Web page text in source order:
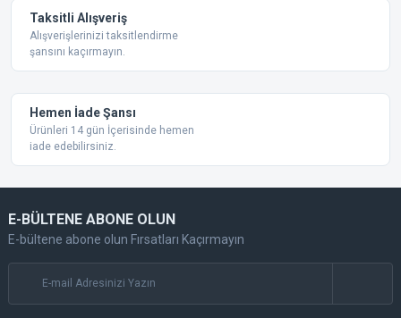
Taksitli Alışveriş
Alışverişlerinizi taksitlendirme
şansını kaçırmayın.
Hemen İade Şansı
Ürünleri 14 gün İçerisinde hemen
iade edebilirsiniz.
E-BÜLTENE ABONE OLUN
E-bültene abone olun Fırsatları Kaçırmayın